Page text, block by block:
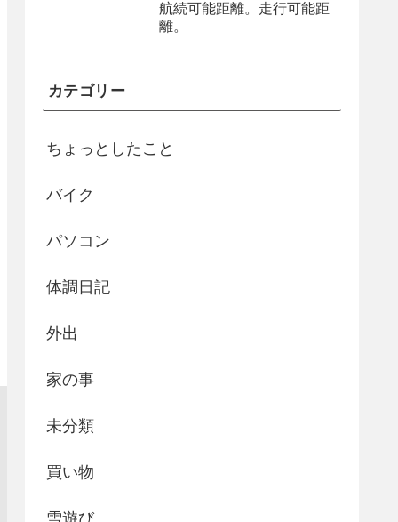
航続可能距離。走行可能距
離。
カテゴリー
ちょっとしたこと
バイク
パソコン
体調日記
外出
家の事
未分類
買い物
雪遊び